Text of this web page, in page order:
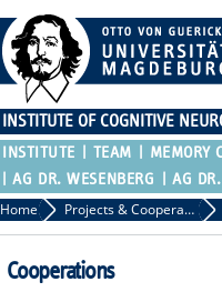
INSTITUTE OF COGNITIVE
INSTITUTE TEAM MEMORY
AG DR. WESENBERG
AG
Home Projects & Cooperation
Cooperations